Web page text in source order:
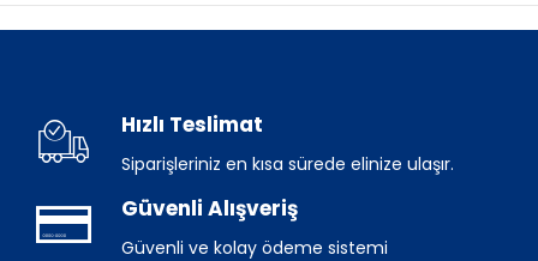
Hızlı Teslimat
Siparişleriniz en kısa sürede elinize ulaşır.
Güvenli Alışveriş
Güvenli ve kolay ödeme sistemi